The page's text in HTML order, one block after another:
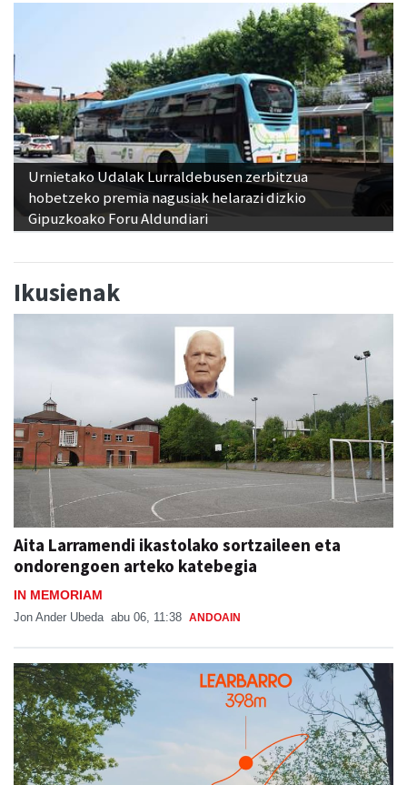
Urnietako Udalak Lurraldebusen zerbitzua
hobetzeko premia nagusiak helarazi dizkio
Gipuzkoako Foru Aldundiari
Ikusienak
Aita Larramendi ikastolako sortzaileen eta
ondorengoen arteko katebegia
IN MEMORIAM
Jon Ander Ubeda abu 06, 11:38 ANDOAIN